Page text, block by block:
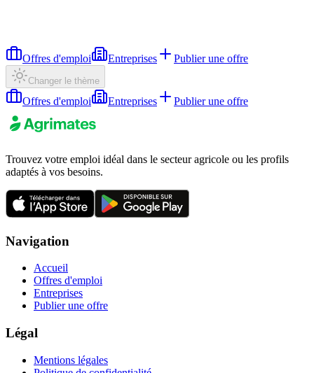
Offres d'emploi Entreprises Publier une offre
Changer le thème
Offres d'emploi Entreprises Publier une offre
Trouvez votre emploi idéal dans le secteur agricole ou les profils
adaptés à vos besoins.
Navigation
Accueil
Offres d'emploi
Entreprises
Publier une offre
Légal
Mentions légales